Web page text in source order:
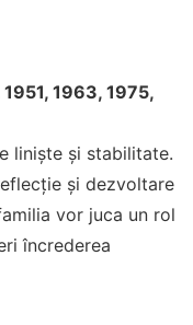
1963, 1975,
liniște și stabilitate.
și dezvoltare
vor juca un rol
încrederea